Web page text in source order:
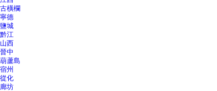
古橫欄
寧德
鹽城
黔江
山西
晉中
葫蘆島
宿州
從化
廊坊